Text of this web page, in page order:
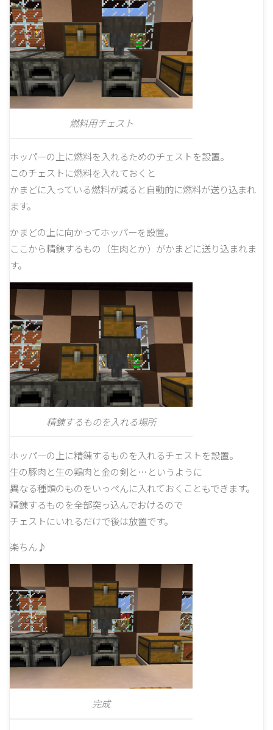
燃料用チェスト
ホッパーの上に燃料を入れるためのチェストを設置。
このチェストに燃料を入れておくと
かまどに入っている燃料が減ると自動的に燃料が送り込まれ
ます。
かまどの上に向かってホッパーを設置。
ここから精錬するもの（生肉とか）がかまどに送り込まれま
す。
精錬するものを入れる場所
ホッパーの上に精錬するものを入れるチェストを設置。
生の豚肉と生の鶏肉と金の剣と…というように
異なる種類のものをいっぺんに入れておくこともできます。
精錬するものを全部突っ込んでおけるので
チェストにいれるだけで後は放置です。
楽ちん♪
完成